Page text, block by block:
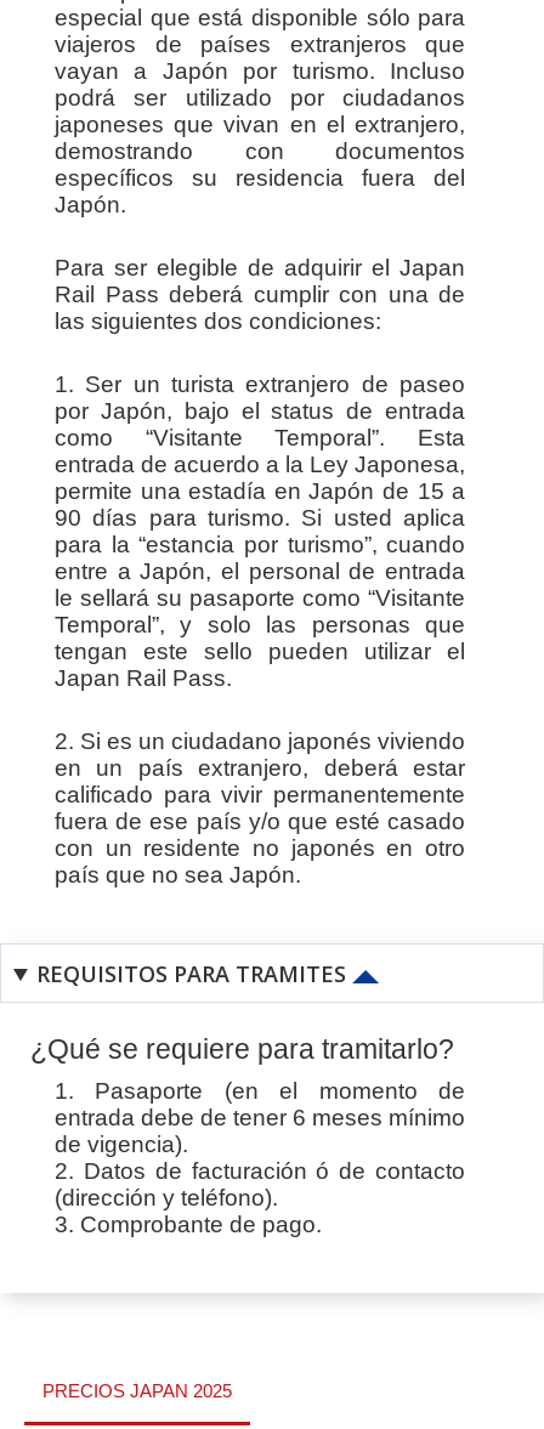
especial que está disponible sólo para
viajeros de países extranjeros que
vayan a Japón por turismo. Incluso
podrá ser utilizado por ciudadanos
japoneses que vivan en el extranjero,
demostrando con documentos
específicos su residencia fuera del
Japón.
Para ser elegible de adquirir el Japan
Rail Pass deberá cumplir con una de
las siguientes dos condiciones:
1. Ser un turista extranjero de paseo
por Japón, bajo el status de entrada
como “Visitante Temporal”. Esta
entrada de acuerdo a la Ley Japonesa,
permite una estadía en Japón de 15 a
90 días para turismo. Si usted aplica
para la “estancia por turismo”, cuando
entre a Japón, el personal de entrada
le sellará su pasaporte como “Visitante
Temporal”, y solo las personas que
tengan este sello pueden utilizar el
Japan Rail Pass.
2. Si es un ciudadano japonés viviendo
en un país extranjero, deberá estar
calificado para vivir permanentemente
fuera de ese país y/o que esté casado
con un residente no japonés en otro
país que no sea Japón.
REQUISITOS PARA TRAMITES
¿Qué se requiere para tramitarlo?
1. Pasaporte (en el momento de
entrada debe de tener 6 meses mínimo
de vigencia).
2. Datos de facturación ó de contacto
(dirección y teléfono).
3. Comprobante de pago.
PRECIOS JAPAN 2025